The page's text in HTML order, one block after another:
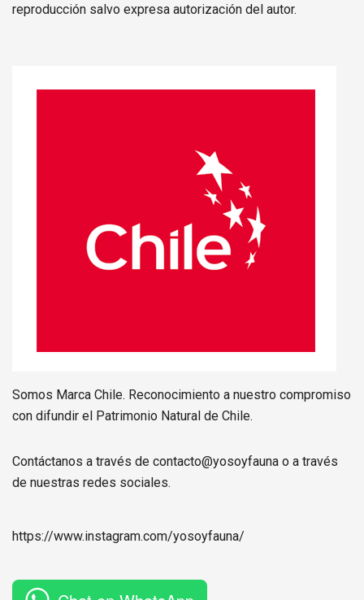
reproducción salvo expresa autorización del autor.
Somos Marca Chile. Reconocimiento a nuestro compromiso
con difundir el Patrimonio Natural de Chile.
Contáctanos a través de contacto@yosoyfauna o a través
de nuestras redes sociales.
https://www.instagram.com/yosoyfauna/